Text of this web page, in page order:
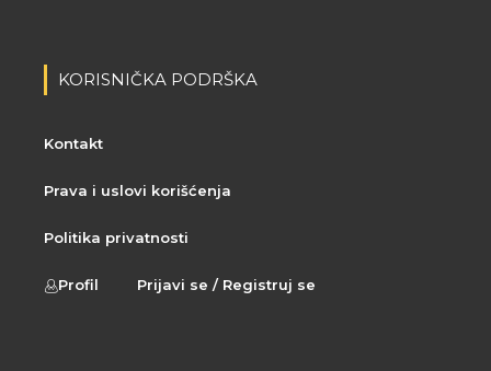
KORISNIČKA PODRŠKA
Kontakt
Prava i uslovi korišćenja
Politika privatnosti
Profil Prijavi se / Registruj se